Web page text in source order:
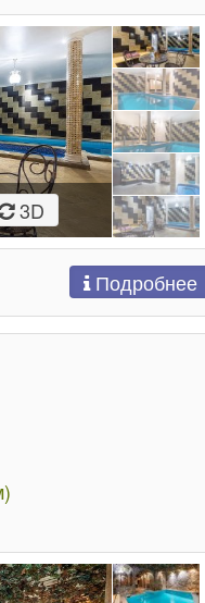
3D
Подробнее